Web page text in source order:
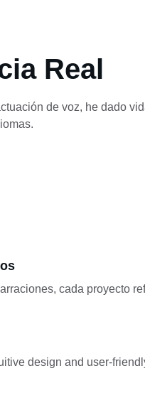
Real
de voz, he dado
cada proyecto
design and user-